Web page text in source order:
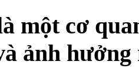
một cơ
ảnh hưởng